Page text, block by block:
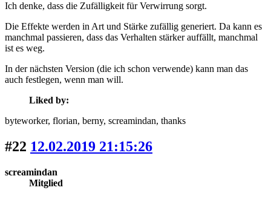
Ich denke, dass die Zufälligkeit für Verwirrung sorgt.
Die Effekte werden in Art und Stärke zufällig generiert. Da kann es
manchmal passieren, dass das Verhalten stärker auffällt, manchmal
ist es weg.
In der nächsten Version (die ich schon verwende) kann man das
auch festlegen, wenn man will.
Liked by:
byteworker, florian, berny, screamindan, thanks
#22 12.02.2019 21:15:26
screamindan
Mitglied